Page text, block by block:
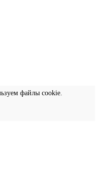
файлы cookie.